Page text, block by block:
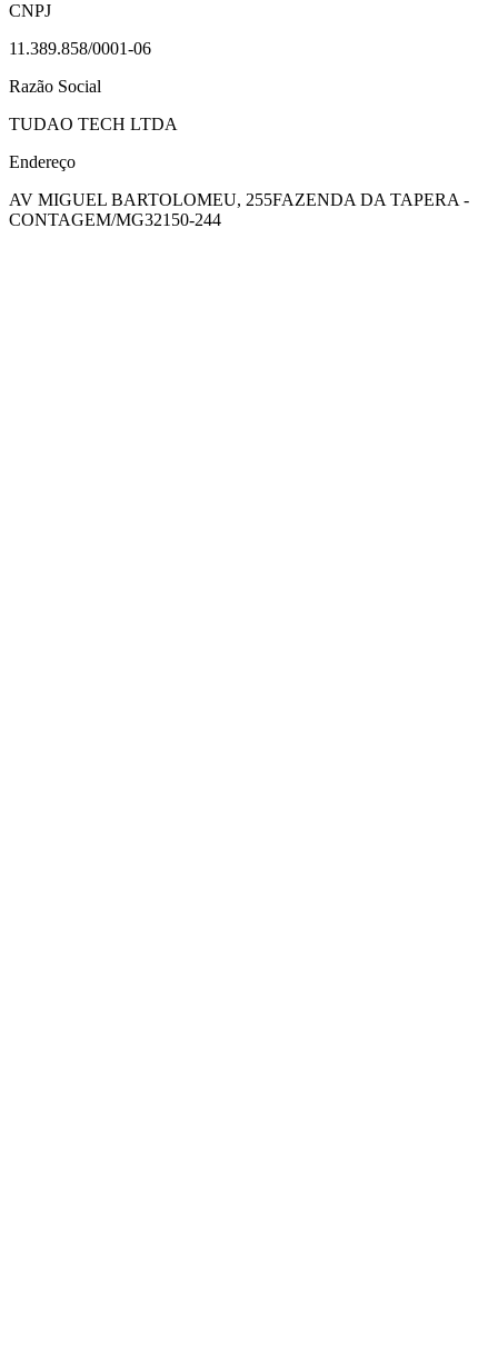
CNPJ
11.389.858/0001-06
Razão Social
TUDAO TECH LTDA
Endereço
AV MIGUEL BARTOLOMEU, 255FAZENDA DA TAPERA -
CONTAGEM/MG32150-244